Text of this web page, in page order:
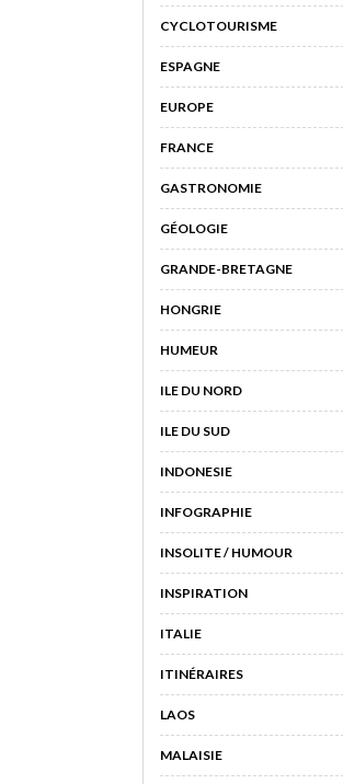
CYCLOTOURISME
ESPAGNE
EUROPE
FRANCE
GASTRONOMIE
GÉOLOGIE
GRANDE-BRETAGNE
HONGRIE
HUMEUR
ILE DU NORD
ILE DU SUD
INDONESIE
INFOGRAPHIE
INSOLITE / HUMOUR
INSPIRATION
ITALIE
ITINÉRAIRES
LAOS
MALAISIE